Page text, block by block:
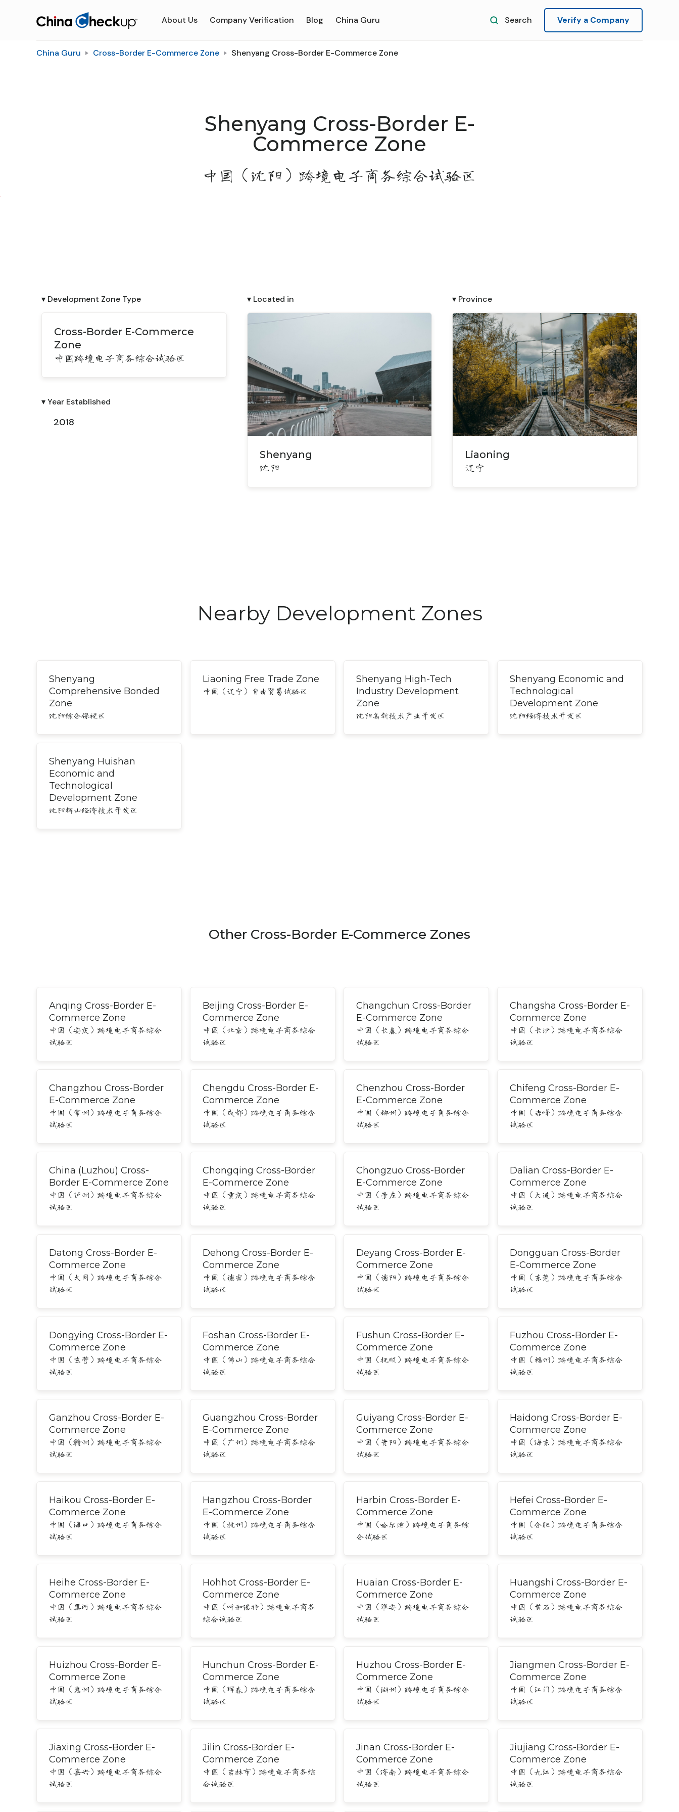
About Us Company Verification Blog China Guru Search Verify a Company
China Guru Cross-Border E-Commerce Zone Shenyang Cross-Border E-Commerce Zone
Shenyang Cross-Border E-
Commerce Zone
中国（沈阳）跨境电子商务综合试验区
▾ Development Zone Type
Cross-Border E-Commerce
Zone
中国跨境电子商务综合试验区
▾ Year Established
2018
▾ Located in
Shenyang
沈阳
▾ Province
Liaoning
辽宁
Nearby Development Zones
Shenyang
Comprehensive Bonded
Zone
沈阳综合保税区
Liaoning Free Trade Zone
中国（辽宁）自由贸易试验区
Shenyang High-Tech
Industry Development
Zone
沈阳高新技术产业开发区
Shenyang Economic and
Technological
Development Zone
沈阳经济技术开发区
Shenyang Huishan
Economic and
Technological
Development Zone
沈阳辉山经济技术开发区
Other Cross-Border E-Commerce Zones
Anqing Cross-Border E-
Commerce Zone
中国（安庆）跨境电子商务综合
试验区
Beijing Cross-Border E-
Commerce Zone
中国（北京）跨境电子商务综合
试验区
Changchun Cross-Border
E-Commerce Zone
中国（长春）跨境电子商务综合
试验区
Changsha Cross-Border E-
Commerce Zone
中国（长沙）跨境电子商务综合
试验区
Changzhou Cross-Border
E-Commerce Zone
中国（常州）跨境电子商务综合
试验区
Chengdu Cross-Border E-
Commerce Zone
中国（成都）跨境电子商务综合
试验区
Chenzhou Cross-Border
E-Commerce Zone
中国（郴州）跨境电子商务综合
试验区
Chifeng Cross-Border E-
Commerce Zone
中国（赤峰）跨境电子商务综合
试验区
China (Luzhou) Cross-
Border E-Commerce Zone
中国（泸州）跨境电子商务综合
试验区
Chongqing Cross-Border
E-Commerce Zone
中国（重庆）跨境电子商务综合
试验区
Chongzuo Cross-Border
E-Commerce Zone
中国（崇左）跨境电子商务综合
试验区
Dalian Cross-Border E-
Commerce Zone
中国（大连）跨境电子商务综合
试验区
Datong Cross-Border E-
Commerce Zone
中国（大同）跨境电子商务综合
试验区
Dehong Cross-Border E-
Commerce Zone
中国（德宏）跨境电子商务综合
试验区
Deyang Cross-Border E-
Commerce Zone
中国（德阳）跨境电子商务综合
试验区
Dongguan Cross-Border
E-Commerce Zone
中国（东莞）跨境电子商务综合
试验区
Dongying Cross-Border E-
Commerce Zone
中国（东营）跨境电子商务综合
试验区
Foshan Cross-Border E-
Commerce Zone
中国（佛山）跨境电子商务综合
试验区
Fushun Cross-Border E-
Commerce Zone
中国（抚顺）跨境电子商务综合
试验区
Fuzhou Cross-Border E-
Commerce Zone
中国（福州）跨境电子商务综合
试验区
Ganzhou Cross-Border E-
Commerce Zone
中国（赣州）跨境电子商务综合
试验区
Guangzhou Cross-Border
E-Commerce Zone
中国（广州）跨境电子商务综合
试验区
Guiyang Cross-Border E-
Commerce Zone
中国（贵阳）跨境电子商务综合
试验区
Haidong Cross-Border E-
Commerce Zone
中国（海东）跨境电子商务综合
试验区
Haikou Cross-Border E-
Commerce Zone
中国（海口）跨境电子商务综合
试验区
Hangzhou Cross-Border
E-Commerce Zone
中国（杭州）跨境电子商务综合
试验区
Harbin Cross-Border E-
Commerce Zone
中国（哈尔滨）跨境电子商务综
合试验区
Hefei Cross-Border E-
Commerce Zone
中国（合肥）跨境电子商务综合
试验区
Heihe Cross-Border E-
Commerce Zone
中国（黑河）跨境电子商务综合
试验区
Hohhot Cross-Border E-
Commerce Zone
中国（呼和浩特）跨境电子商务
综合试验区
Huaian Cross-Border E-
Commerce Zone
中国（淮安）跨境电子商务综合
试验区
Huangshi Cross-Border E-
Commerce Zone
中国（黄石）跨境电子商务综合
试验区
Huizhou Cross-Border E-
Commerce Zone
中国（惠州）跨境电子商务综合
试验区
Hunchun Cross-Border E-
Commerce Zone
中国（珲春）跨境电子商务综合
试验区
Huzhou Cross-Border E-
Commerce Zone
中国（湖州）跨境电子商务综合
试验区
Jiangmen Cross-Border E-
Commerce Zone
中国（江门）跨境电子商务综合
试验区
Jiaxing Cross-Border E-
Commerce Zone
中国（嘉兴）跨境电子商务综合
试验区
Jilin Cross-Border E-
Commerce Zone
中国（吉林市）跨境电子商务综
合试验区
Jinan Cross-Border E-
Commerce Zone
中国（济南）跨境电子商务综合
试验区
Jiujiang Cross-Border E-
Commerce Zone
中国（九江）跨境电子商务综合
试验区